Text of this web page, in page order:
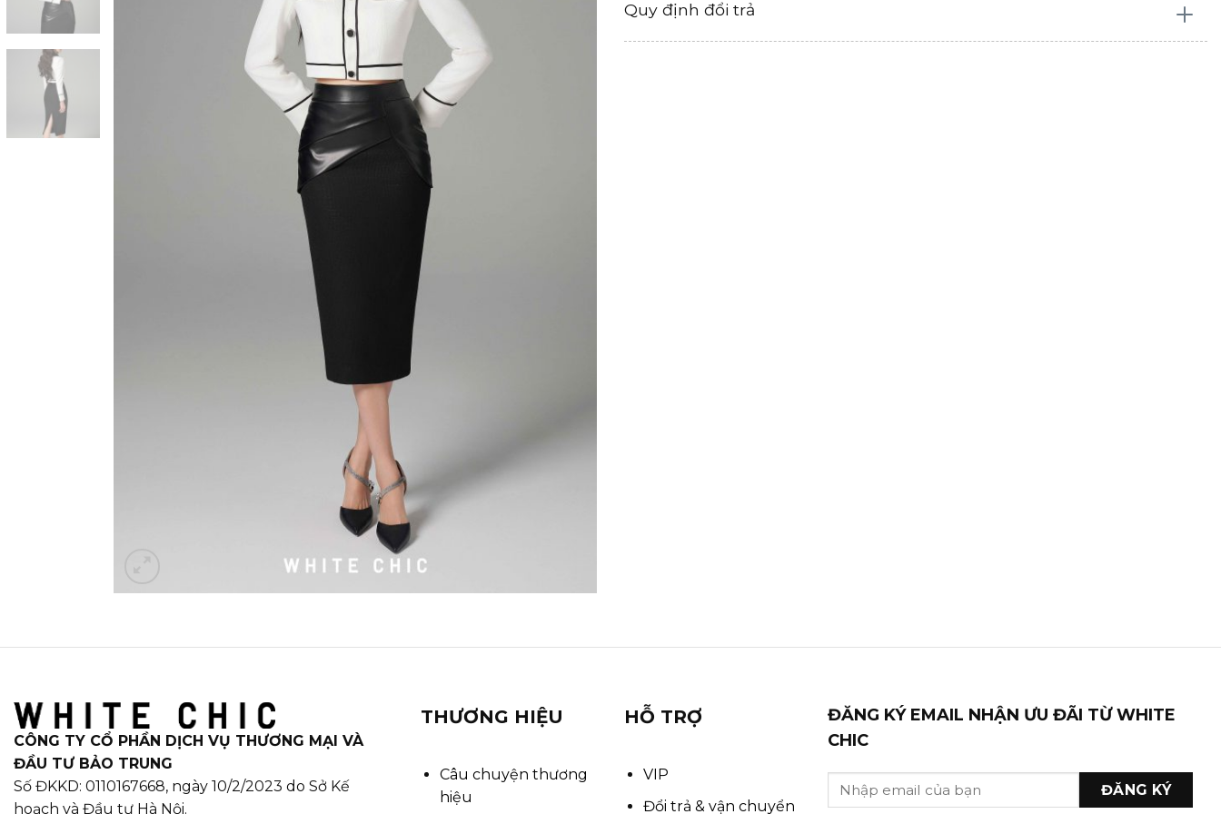
Quy định đổi trả
CÔNG TY CỔ PHẦN DỊCH VỤ THƯƠNG MẠI VÀ
ĐẦU TƯ BẢO TRUNG
Số ĐKKD: 0110167668, ngày 10/2/2023 do Sở Kế
hoạch và Đầu tư Hà Nội.
THƯƠNG HIỆU
Câu chuyện thương
hiệu
HỖ TRỢ
VIP
Đổi trả & vận chuyển
ĐĂNG KÝ EMAIL NHẬN ƯU ĐÃI TỪ WHITE
CHIC